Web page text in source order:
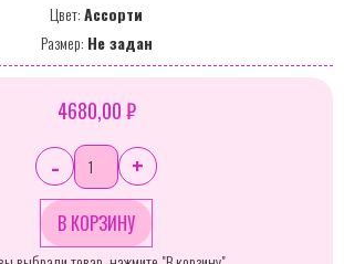
Цвет:Ассорти
Размер: Не задан
4680,00 ₽
- +